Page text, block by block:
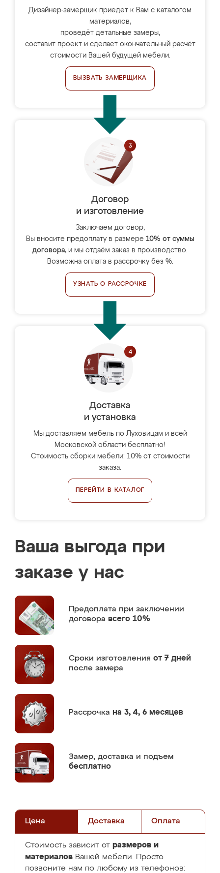
Дизайнер-замерщик приедет к Вам с каталогом
материалов,
проведёт детальные замеры,
составит проект и сделает окончательный расчёт
стоимости Вашей будущей мебели.
ВЫЗВАТЬ ЗАМЕРЩИКА
Договор
и изготовление
Заключаем договор,
Вы вносите предоплату в размере 10% от суммы
договора, и мы отдаём заказ в производство.
Возможна оплата в рассрочку без %.
УЗНАТЬ О РАССРОЧКЕ
Доставка
и установка
Мы доставляем мебель по Луховицам и всей
Московской области бесплатно!
Стоимость сборки мебели: 10% от стоимости
заказа.
ПЕРЕЙТИ В КАТАЛОГ
Ваша выгода при
заказе у нас
Предоплата при заключении
договора всего 10%
Сроки изготовления от 7 дней
после замера
Рассрочка на 3, 4, 6 месяцев
Замер, доставка и подъем
бесплатно
Цена Доставка Оплата
Стоимость зависит от размеров и
материалов Вашей мебели. Просто
позвоните нам по любому из телефонов: